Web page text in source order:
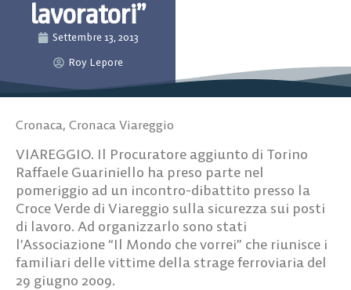
lavoratori”
Settembre 13, 2013
Roy Lepore
Cronaca, Cronaca Viareggio
VIAREGGIO. Il Procuratore aggiunto di Torino
Raffaele Guariniello ha preso parte nel
pomeriggio ad un incontro-dibattito presso la
Croce Verde di Viareggio sulla sicurezza sui posti
di lavoro. Ad organizzarlo sono stati
l’Associazione “Il Mondo che vorrei” che riunisce i
familiari delle vittime della strage ferroviaria del
29 giugno 2009.